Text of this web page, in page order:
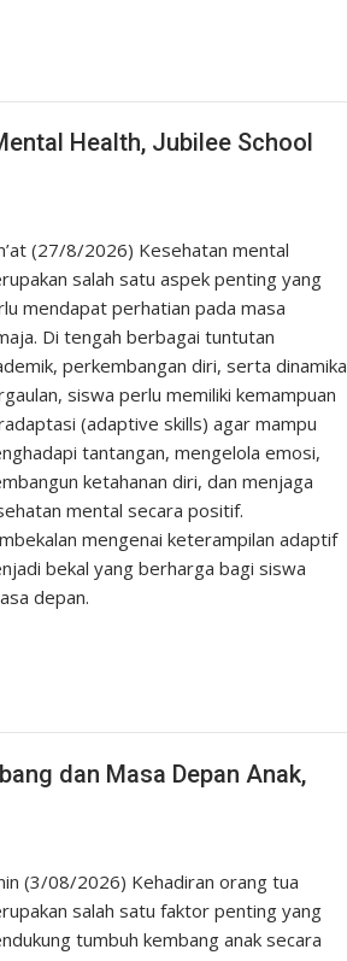
Health, Jubilee School
(27/8/2026) Kesehatan mental
salah satu aspek penting yang
mendapat perhatian pada masa
Di tengah berbagai tuntutan
perkembangan diri, serta dinamika
siswa perlu memiliki kemampuan
(adaptive skills) agar mampu
tantangan, mengelola emosi,
ketahanan diri, dan menjaga
mental secara positif.
mengenai keterampilan adaptif
bekal yang berharga bagi siswa
depan.
dan Masa Depan Anak,
(3/08/2026) Kehadiran orang tua
salah satu faktor penting yang
tumbuh kembang anak secara